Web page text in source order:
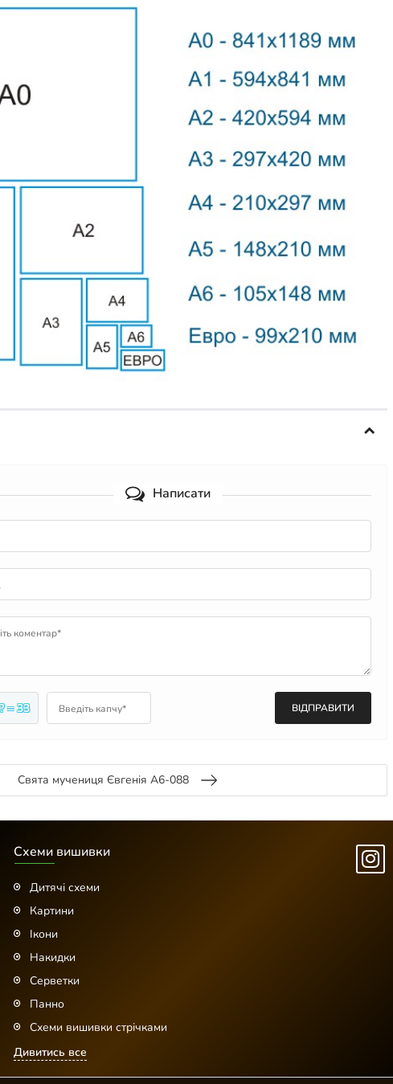
Написати
коментар*
= 33 Введіть капчу*
Свята мучениця Євгенія А6-088
Схеми вишивки
Дитячі схеми
Картини
Ікони
Накидки
Серветки
Панно
Схеми вишивки стрічками
Дивитись все